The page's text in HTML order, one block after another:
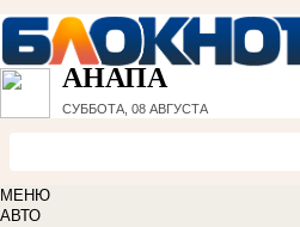
АНАПА
СУББОТА, 08 АВГУСТА
МЕНЮ
АВТО